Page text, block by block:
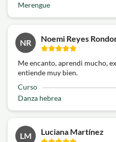
Merengue
NR Noemi Reyes
Me encanto, aprendi mucho,
entiende muy bien.
Curso
Danza hebrea
LM Luciana Martínez